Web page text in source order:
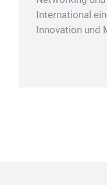
International
Innovation und